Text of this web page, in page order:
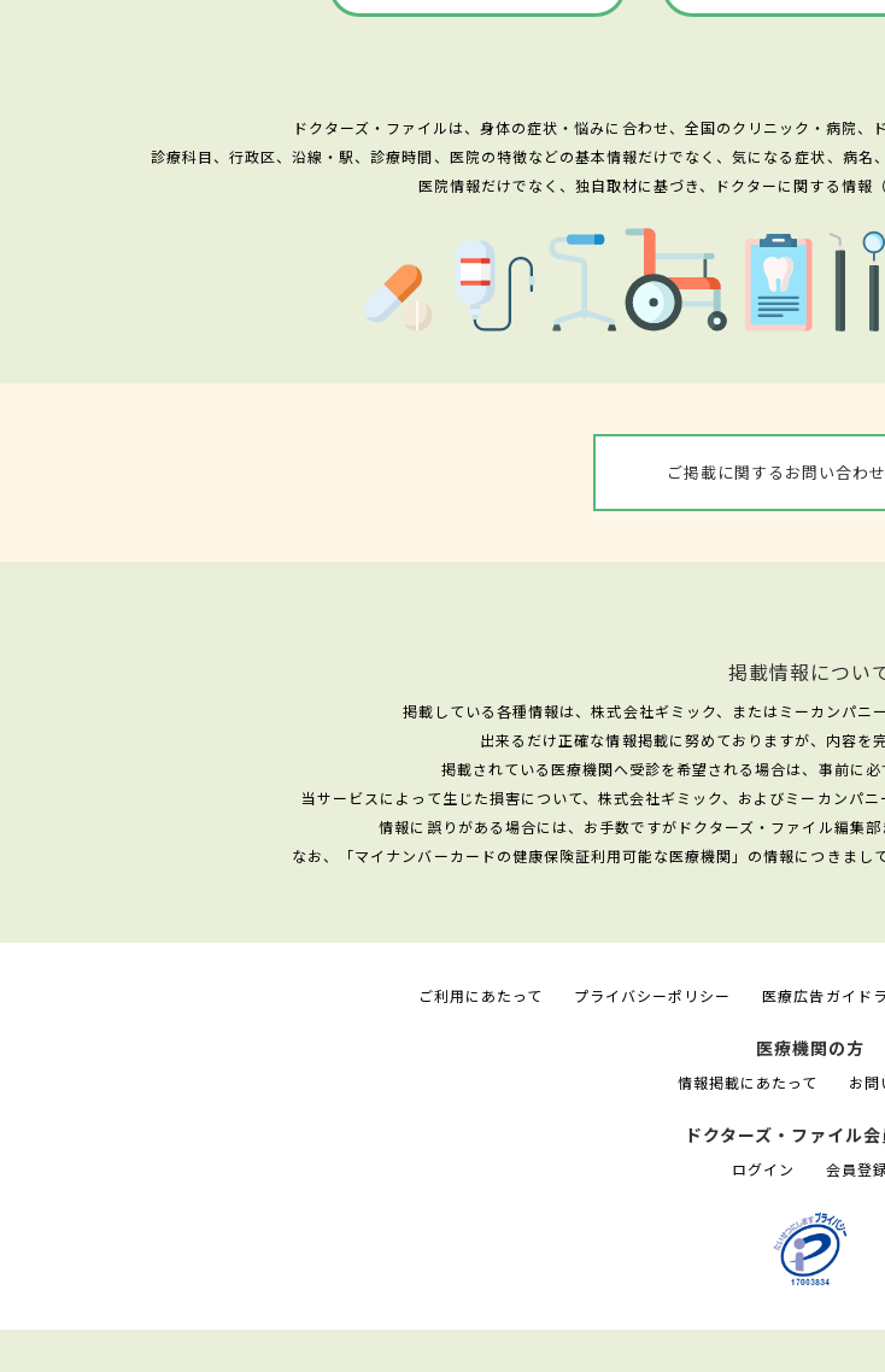
ドクターズ・ファイルは、身体の症状・悩みに合わせ、全国のクリニック・病院、
診療科目、行政区、沿線・駅、診療時間、医院の特徴などの基本情報だけでなく、気になる症状、病
医院情報だけでなく、独自取材に基づき、ドクターに関する情報
ご掲載に関するお問い合わ
掲載情報につい
掲載している各種情報は、株式会社ギミック、またはミーカンパニ
出来るだけ正確な情報掲載に努めておりますが、内容を
掲載されている医療機関へ受診を希望される場合は、事前に
当サービスによって生じた損害について、株式会社ギミック、およびミーカンパ
情報に誤りがある場合には、お手数ですがドクターズ・ファイル編集
なお、「マイナンバーカードの健康保険証利用可能な医療機関」の情報につきまし
ご利用にあたって プライバシーポリシー 医療広告ガイド
医療機関の方
情報掲載にあたって お問
ドクターズ・ファイル
ログイン 会員登